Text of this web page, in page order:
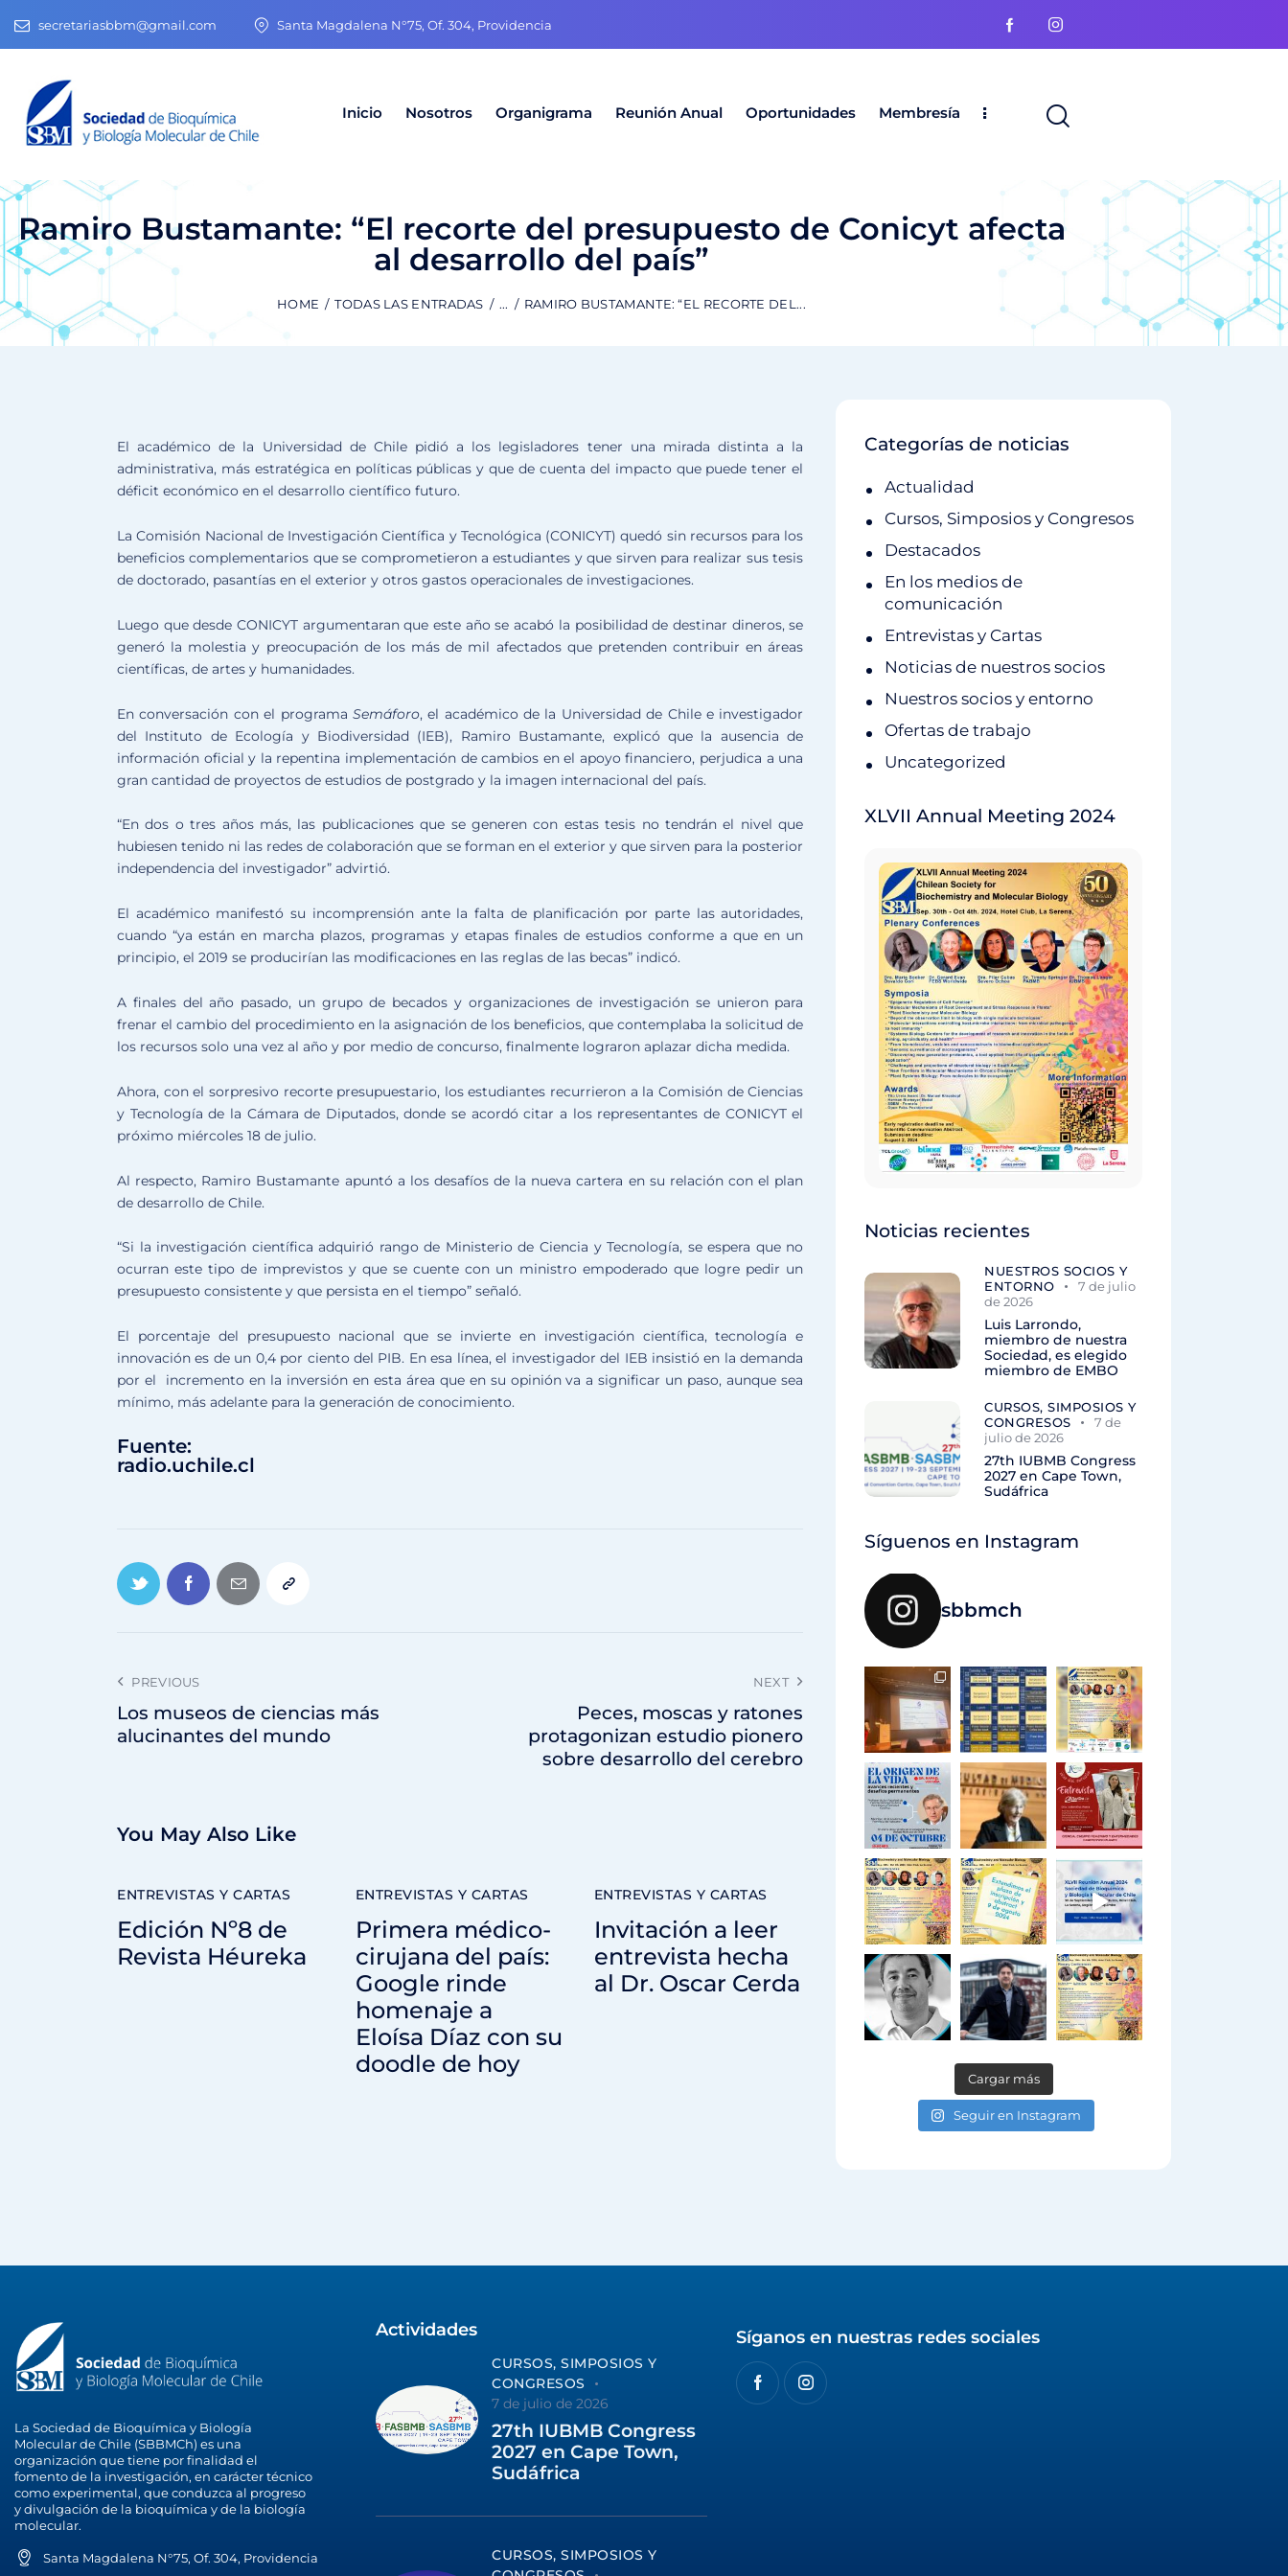
secretariasbbm@gmail.com Santa Magdalena N°75, Of. 304, Providencia
Inicio Nosotros Organigrama Reunión Anual Oportunidades Membresía
Ramiro Bustamante: “El recorte del presupuesto de Conicyt afecta
al desarrollo del país”
HOME TODAS LAS ENTRADAS ... RAMIRO BUSTAMANTE: “EL RECORTE DEL...
El académico de la Universidad de Chile pidió a los legisladores tener una mirada distinta a la
administrativa, más estratégica en políticas públicas y que de cuenta del impacto que puede tener el
déficit económico en el desarrollo científico futuro.
La Comisión Nacional de Investigación Científica y Tecnológica (CONICYT) quedó sin recursos para los
beneficios complementarios que se comprometieron a estudiantes y que sirven para realizar sus tesis
de doctorado, pasantías en el exterior y otros gastos operacionales de investigaciones.
Luego que desde CONICYT argumentaran que este año se acabó la posibilidad de destinar dineros, se
generó la molestia y preocupación de los más de mil afectados que pretenden contribuir en áreas
científicas, de artes y humanidades.
En conversación con el programa Semáforo, el académico de la Universidad de Chile e investigador
del Instituto de Ecología y Biodiversidad (IEB), Ramiro Bustamante, explicó que la ausencia de
información oficial y la repentina implementación de cambios en el apoyo financiero, perjudica a una
gran cantidad de proyectos de estudios de postgrado y la imagen internacional del país.
“En dos o tres años más, las publicaciones que se generen con estas tesis no tendrán el nivel que
hubiesen tenido ni las redes de colaboración que se forman en el exterior y que sirven para la posterior
independencia del investigador” advirtió.
El académico manifestó su incomprensión ante la falta de planificación por parte las autoridades,
cuando “ya están en marcha plazos, programas y etapas finales de estudios conforme a que en un
principio, el 2019 se producirían las modificaciones en las reglas de las becas” indicó.
A finales del año pasado, un grupo de becados y organizaciones de investigación se unieron para
frenar el cambio del procedimiento en la asignación de los beneficios, que contemplaba la solicitud de
los recursos solo una vez al año y por medio de concurso, finalmente lograron aplazar dicha medida.
Ahora, con el sorpresivo recorte presupuestario, los estudiantes recurrieron a la Comisión de Ciencias
y Tecnología de la Cámara de Diputados, donde se acordó citar a los representantes de CONICYT el
próximo miércoles 18 de julio.
Al respecto, Ramiro Bustamante apuntó a los desafíos de la nueva cartera en su relación con el plan
de desarrollo de Chile.
“Si la investigación científica adquirió rango de Ministerio de Ciencia y Tecnología, se espera que no
ocurran este tipo de imprevistos y que se cuente con un ministro empoderado que logre pedir un
presupuesto consistente y que persista en el tiempo” señaló.
El porcentaje del presupuesto nacional que se invierte en investigación científica, tecnología e
innovación es de un 0,4 por ciento del PIB. En esa línea, el investigador del IEB insistió en la demanda
por el incremento en la inversión en esta área que en su opinión va a significar un paso, aunque sea
mínimo, más adelante para la generación de conocimiento.
Fuente:
radio.uchile.cl
PREVIOUS
Los museos de ciencias más
alucinantes del mundo
NEXT
Peces, moscas y ratones
protagonizan estudio pionero
sobre desarrollo del cerebro
You May Also Like
ENTREVISTAS Y CARTAS
Edición Nº8 de
Revista Héureka
ENTREVISTAS Y CARTAS
Primera médico-
cirujana del país:
Google rinde
homenaje a
Eloísa Díaz con su
doodle de hoy
ENTREVISTAS Y CARTAS
Invitación a leer
entrevista hecha
al Dr. Oscar Cerda
Categorías de noticias
Actualidad
Cursos, Simposios y Congresos
Destacados
En los medios de
comunicación
Entrevistas y Cartas
Noticias de nuestros socios
Nuestros socios y entorno
Ofertas de trabajo
Uncategorized
XLVII Annual Meeting 2024
Noticias recientes
NUESTROS SOCIOS Y
ENTORNO
7 de julio
de 2026
Luis Larrondo,
miembro de nuestra
Sociedad, es elegido
miembro de EMBO
CURSOS, SIMPOSIOS Y
CONGRESOS
7 de
julio de 2026
27th IUBMB Congress
2027 en Cape Town,
Sudáfrica
Síguenos en Instagram
sbbmch
Cargar más
Seguir en Instagram
La Sociedad de Bioquímica y Biología
Molecular de Chile (SBBMCh) es una
organización que tiene por finalidad el
fomento de la investigación, en carácter técnico
como experimental, que conduzca al progreso
y divulgación de la bioquímica y de la biología
molecular.
Santa Magdalena N°75, Of. 304, Providencia
Actividades
CURSOS, SIMPOSIOS Y
CONGRESOS
7 de julio de 2026
27th IUBMB Congress
2027 en Cape Town,
Sudáfrica
CURSOS, SIMPOSIOS Y
Síganos en nuestras redes sociales